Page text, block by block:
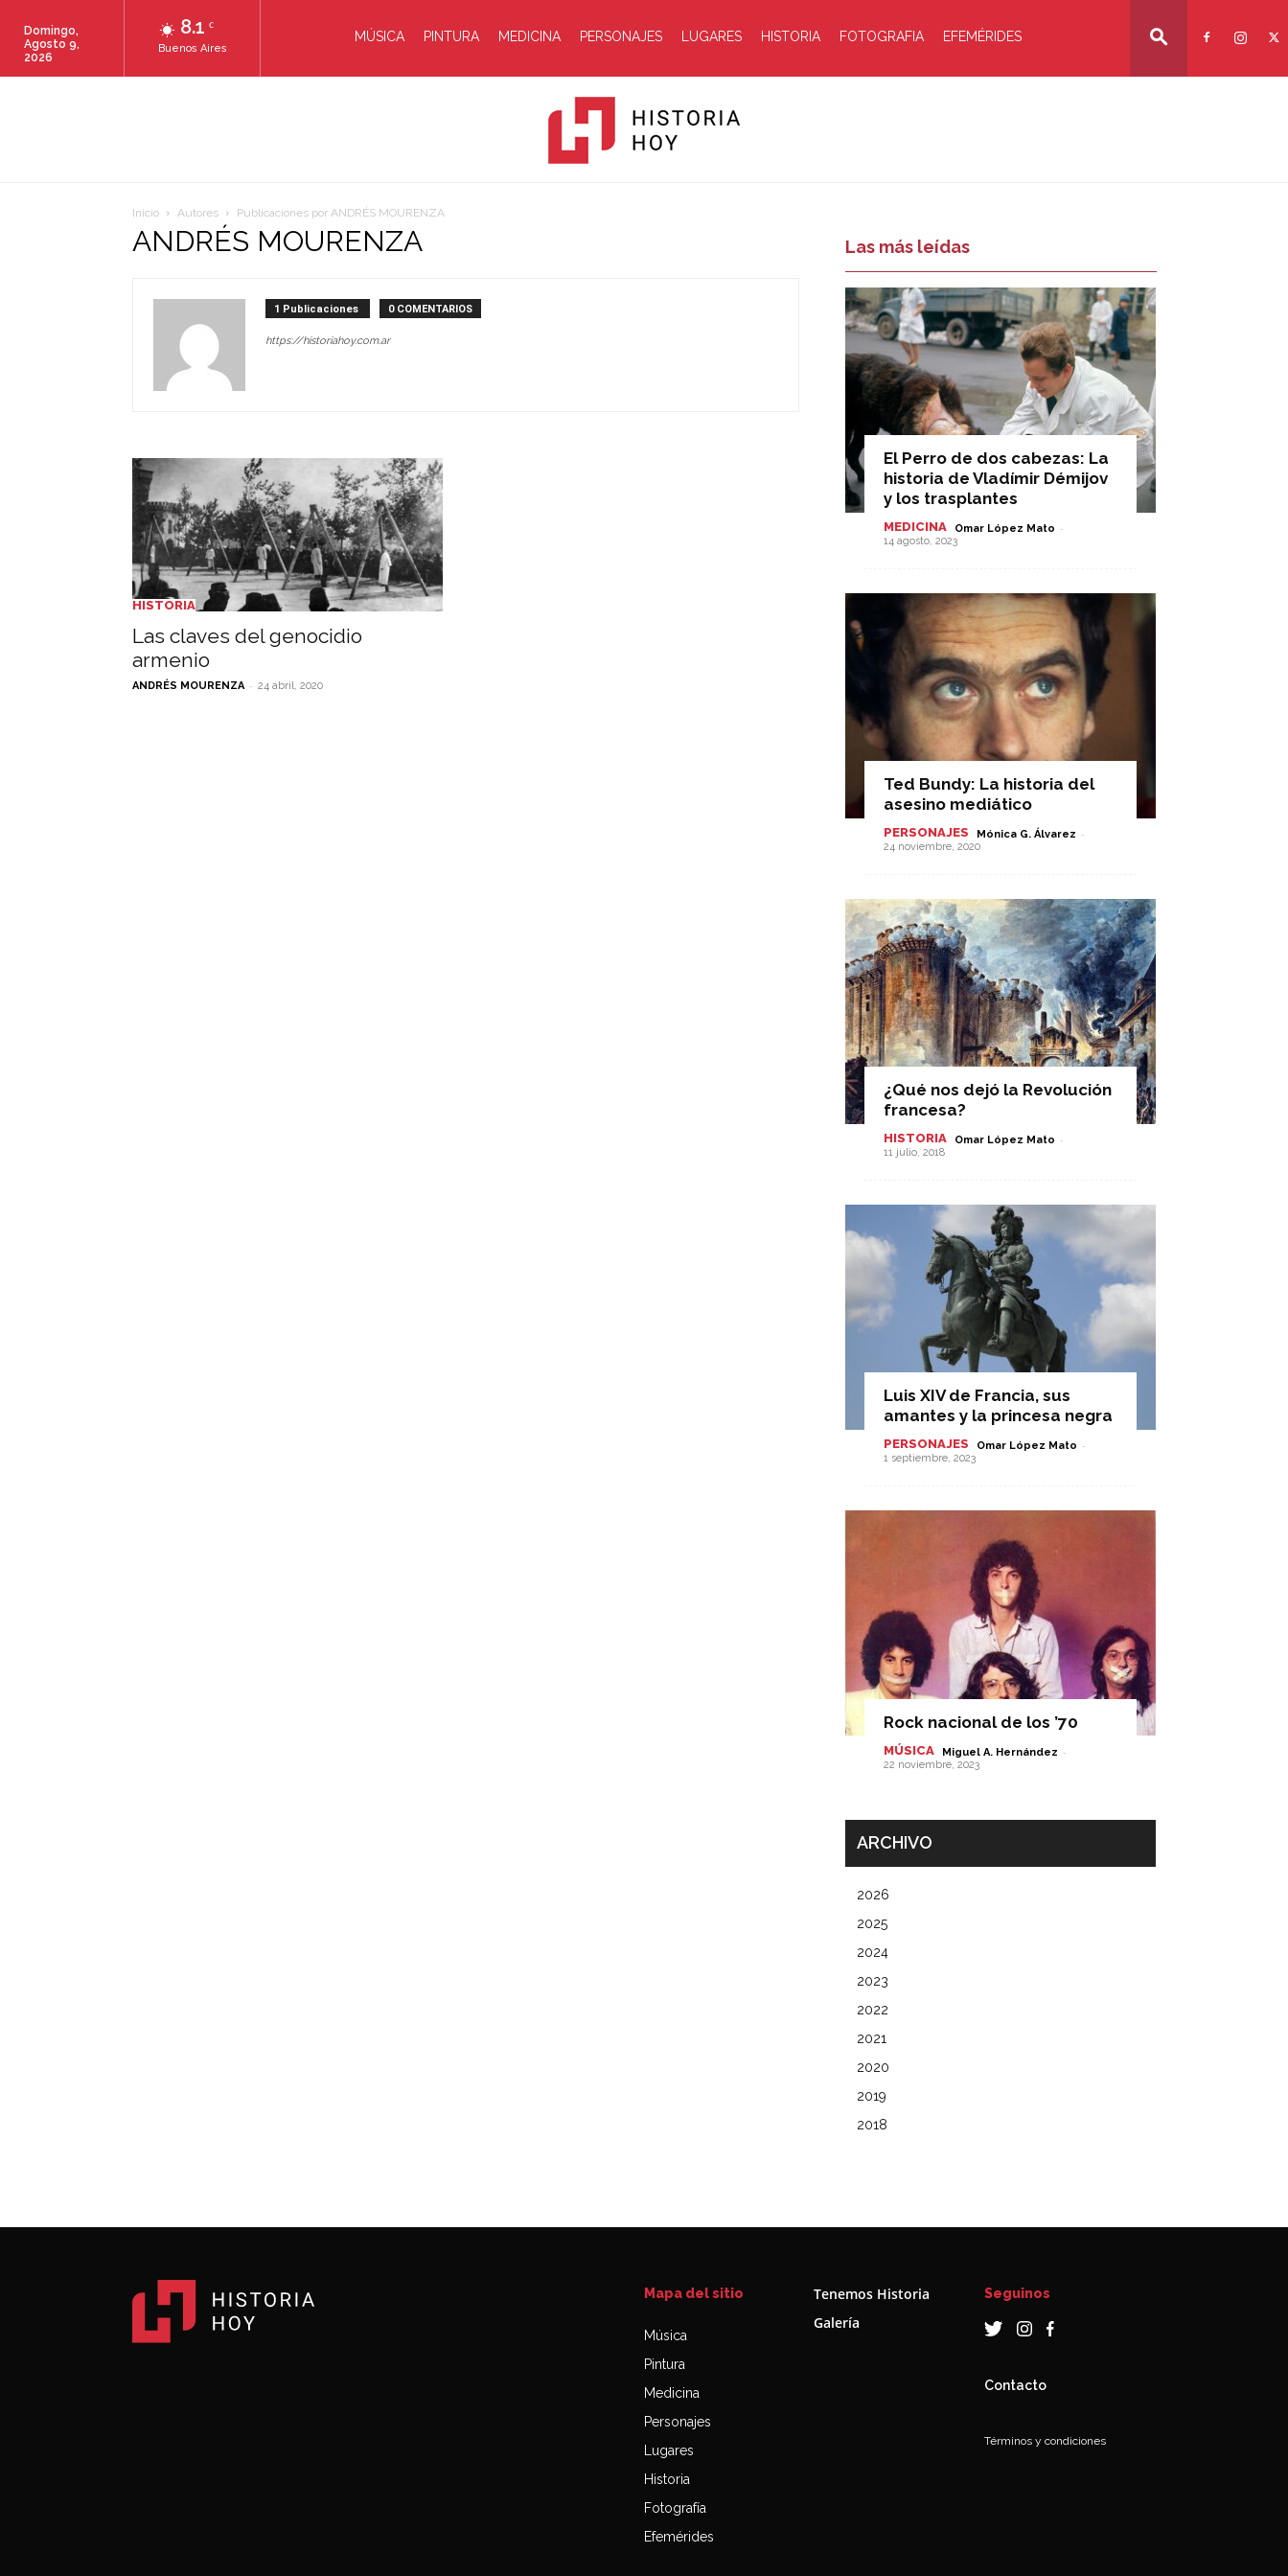
8.1 C
Buenos Aires
Domingo,
Agosto 9,
2026
MÚSICA PINTURA MEDICINA PERSONAJES LUGARES HISTORIA FOTOGRAFIA EFEMÉRIDES
Inicio Autores Publicaciones por ANDRÉS MOURENZA
ANDRÉS MOURENZA
1 Publicaciones 0 COMENTARIOS
https://historiahoy.com.ar
HISTORIA
Las claves del genocidio
armenio
ANDRÉS MOURENZA - 24 abril, 2020
Las más leídas
El Perro de dos cabezas: La
historia de Vladímir Démijov
y los trasplantes
MEDICINA Omar López Mato -
14 agosto, 2023
Ted Bundy: La historia del
asesino mediático
PERSONAJES Mónica G. Álvarez -
24 noviembre, 2020
¿Qué nos dejó la Revolución
francesa?
HISTORIA Omar López Mato -
11 julio, 2018
Luis XIV de Francia, sus
amantes y la princesa negra
PERSONAJES Omar López Mato -
1 septiembre, 2023
Rock nacional de los ’70
MÚSICA Miguel A. Hernández -
22 noviembre, 2023
ARCHIVO
2026
2025
2024
2023
2022
2021
2020
2019
2018
Mapa del sitio
Música
Pintura
Medicina
Personajes
Lugares
Historia
Fotografía
Efemérides
Tenemos Historia
Galería
Seguinos
Contacto
Términos y condiciones